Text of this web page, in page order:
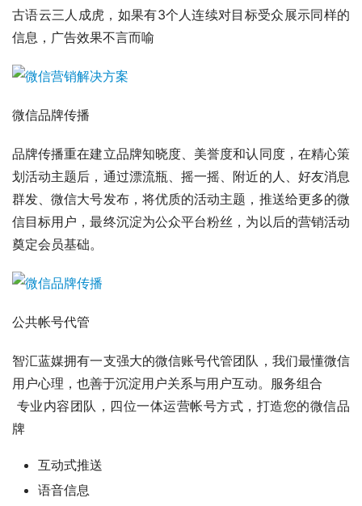
古语云三人成虎，如果有3个人连续对目标受众展示同样的
信息，广告效果不言而喻
微信品牌传播
品牌传播重在建立品牌知晓度、美誉度和认同度，在精心策
划活动主题后，通过漂流瓶、摇一摇、附近的人、好友消息
群发、微信大号发布，将优质的活动主题，推送给更多的微
信目标用户，最终沉淀为公众平台粉丝，为以后的营销活动
奠定会员基础。
公共帐号代管
智汇蓝媒拥有一支强大的微信账号代管团队，我们最懂微信
用户心理，也善于沉淀用户关系与用户互动。服务组合
专业内容团队，四位一体运营帐号方式，打造您的微信品
牌
互动式推送
语音信息